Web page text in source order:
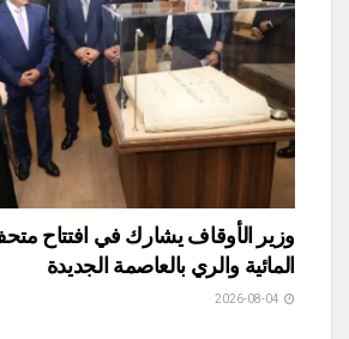
وزير الأوقاف يشارك في افتتاح
المائية والري بالعاصمة الجديدة